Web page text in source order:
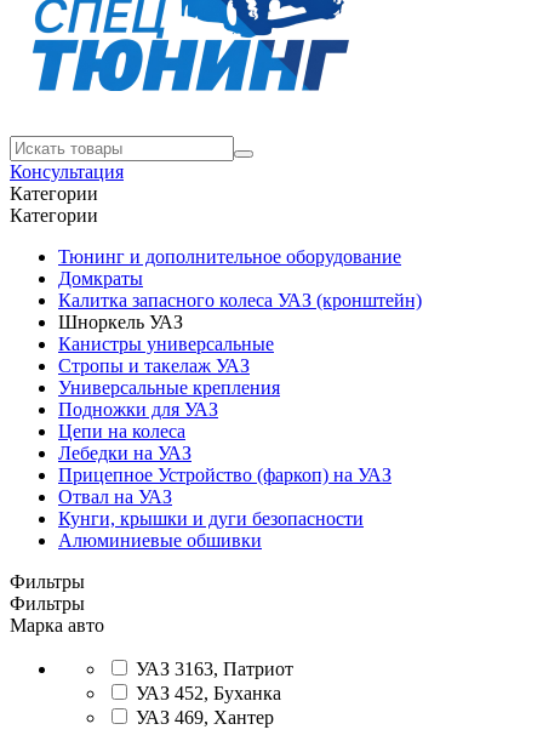
Консультация
Категории
Категории
Тюнинг и дополнительное оборудование
Домкраты
Калитка запасного колеса УАЗ (кронштейн)
Шноркель УАЗ
Канистры универсальные
Стропы и такелаж УАЗ
Универсальные крепления
Подножки для УАЗ
Цепи на колеса
Лебедки на УАЗ
Прицепное Устройство (фаркоп) на УАЗ
Отвал на УАЗ
Кунги, крышки и дуги безопасности
Алюминиевые обшивки
Фильтры
Фильтры
Марка авто
УАЗ 3163, Патриот
УАЗ 452, Буханка
УАЗ 469, Хантер